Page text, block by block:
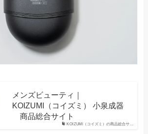
KOIZUMI（コイズミ）の商品総合サ…
メンズビューティ｜
KOIZUMI（コイズミ） 小泉成器
商品総合サイト